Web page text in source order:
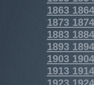
18631864
18731874
18831884
18931894
19031904
19131914